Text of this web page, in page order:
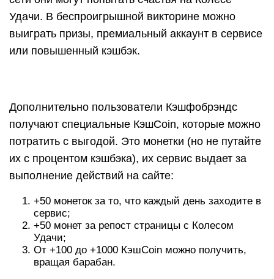
+50 монеток за то, что каждый день заходите в
сервис;
+50 монет за репост страницы с Колесом
Удачи;
От +100 до +1000 КэшCoin можно получить,
выделить: